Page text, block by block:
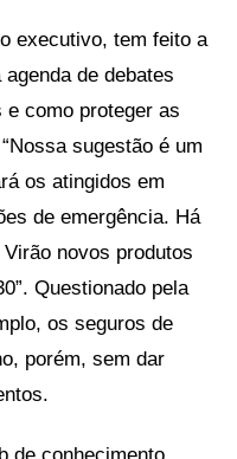
executivo, tem feito a
de debates
como proteger as
sugestão é um
os atingidos em
de emergência. Há
novos produtos
Questionado pela
os seguros de
porém, sem dar